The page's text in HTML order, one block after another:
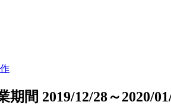
期間 2019/12/28～2020/